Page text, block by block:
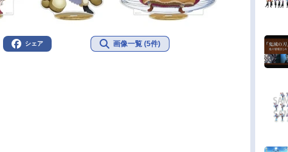
シェア 画像一覧 (5件)